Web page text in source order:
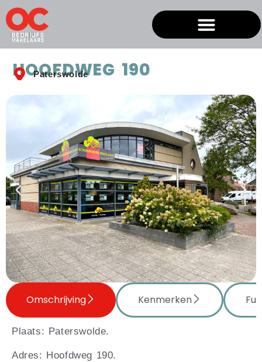
HOOFDWEG 190
Paterswolde
Omschrijving Kenmerken
Plaats: Paterswolde.
Adres: Hoofdweg 190.